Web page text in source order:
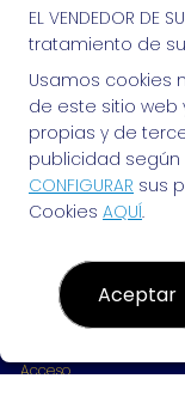
Si puedes
suerte!
EL VENDEDOR DE
¿Quiénes somos?
Resultados
Contacto
Empresas
Acceso
EL VENDEDOR
tratamiento de
Usamos cookies
de este sitio web
propias y de
publicidad según
CONFIGURAR sus
Cookies AQUÍ.
Aceptar